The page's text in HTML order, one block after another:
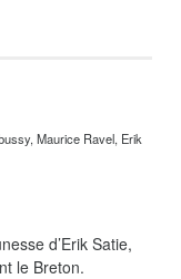
Maurice Ravel, Erik
d’Erik Satie,
le Breton.